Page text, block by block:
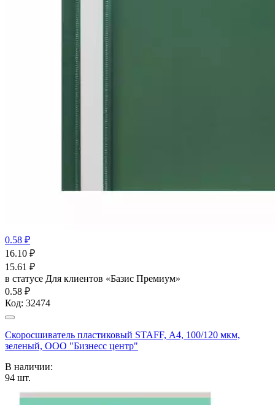
0.58 ₽
16.10 ₽
15.61 ₽
в статусе Для клиентов «Базис Премиум»
0.58 ₽
Код: 32474
Скоросшиватель пластиковый STAFF, А4, 100/120 мкм,
зеленый, ООО "Бизнесс центр"
В наличии:
94 шт.